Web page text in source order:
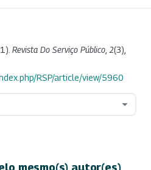
Revista Do Serviço Público 2(3),
RSP/article/view/5960
mesmo(s) autor(es)